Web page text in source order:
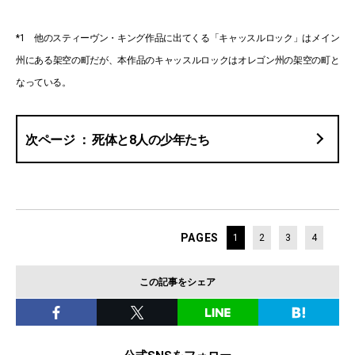
*1 他のスティーヴン・キング作品に出てくる「キャッスルロック」はメイン
州にある架空の町だが、本作品のキャッスルロックはオレゴン州の架空の町と
なっている。
死体と8人の少年たち
PAGES 1 2 3 4
この記事をシェア